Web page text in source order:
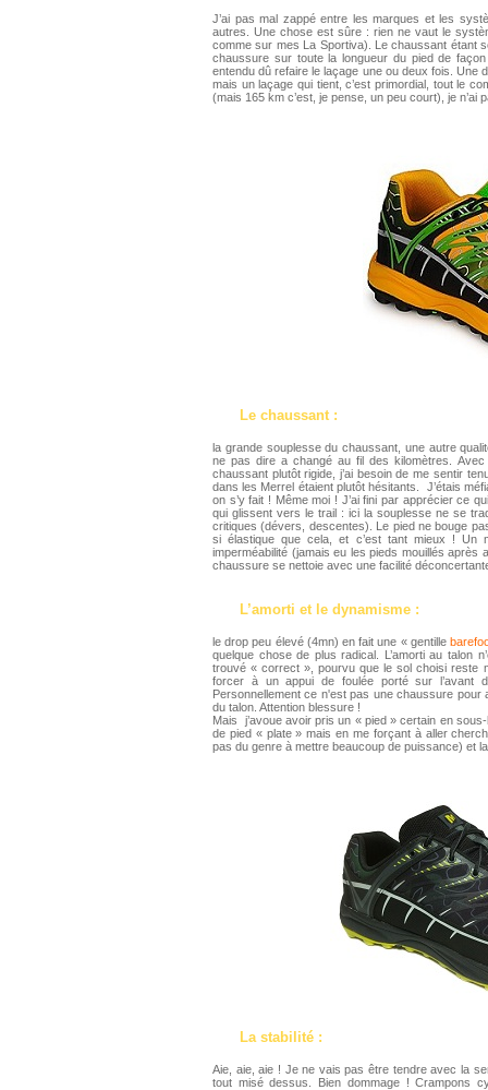
J’ai pas mal zappé entre les marques et les
autres. Une chose est sûre : rien ne vaut le
comme sur mes La Sportiva). Le chaussant étant
chaussure sur toute la longueur du pied de
entendu dû refaire le laçage une ou deux fois. Une
mais un laçage qui tient, c’est primordial, tout le
(mais 165 km c’est, je pense, un peu court), je n’ai
Le chaussant :
la grande souplesse du chaussant, une autre
ne pas dire a changé au fil des kilomètres.
chaussant plutôt rigide, j’ai besoin de me sentir
dans les Merrel étaient plutôt hésitants. J’étais
on s’y fait ! Même moi ! J’ai fini par apprécier ce
qui glissent vers le trail : ici la souplesse ne se
critiques (dévers, descentes). Le pied ne bouge
si élastique que cela, et c’est tant mieux ! Un
imperméabilité (jamais eu les pieds mouillés
chaussure se nettoie avec une facilité
L’amorti et le dynamisme :
le drop peu élevé (4mn) en fait une « gentille
quelque chose de plus radical. L’amorti au talon
trouvé « correct », pourvu que le sol choisi reste
forcer à un appui de foulée porté sur l’avant
Personnellement ce n'est pas une chaussure
du talon. Attention blessure !
Mais j’avoue avoir pris un « pied » certain en
de pied « plate » mais en me forçant à aller
pas du genre à mettre beaucoup de puissance) et
La stabilité :
Aie, aie, aie ! Je ne vais pas être tendre avec la
tout misé dessus. Bien dommage ! Crampons